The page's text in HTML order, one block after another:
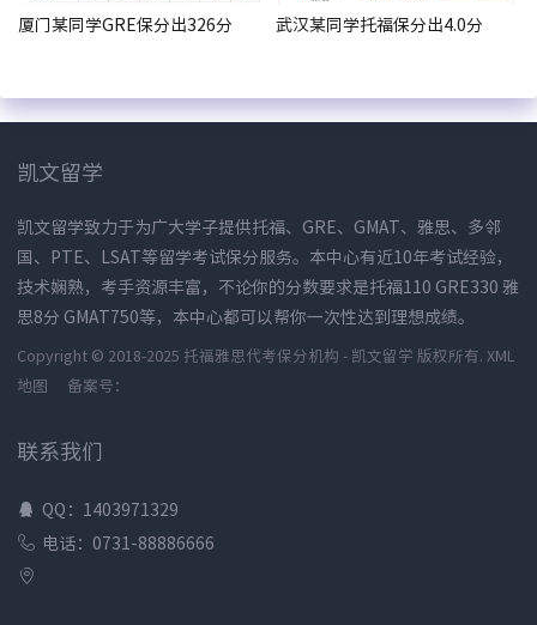
厦门某同学GRE保分出326分 武汉某同学托福保分出4.0分
凯文留学
凯文留学致力于为广大学子提供托福、GRE、GMAT、雅思、多邻
国、PTE、LSAT等留学考试保分服务。本中心有近10年考试经验，
技术娴熟，考手资源丰富，不论你的分数要求是托福110 GRE330 雅
思8分 GMAT750等，本中心都可以帮你一次性达到理想成绩。
Copyright © 2018-2025 托福雅思代考保分机构 - 凯文留学 版权所有. XML
地图
备案号：
联系我们
QQ：1403971329
电话：0731-88886666